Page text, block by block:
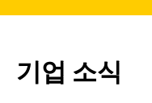
기업 소식